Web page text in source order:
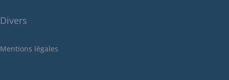
mai 2022
décembre 2021
Divers
Mentions légales